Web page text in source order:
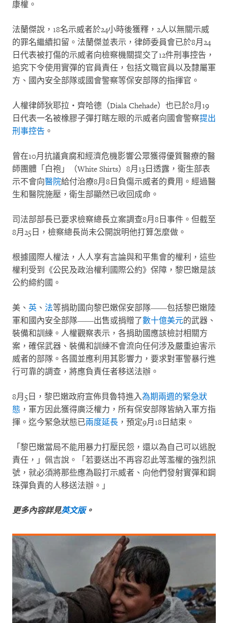
康權。
法蘭傑說， 18名示威者於24小時後獲釋， 2人以無關示威
的罪名繼續扣留。法蘭傑並表示，律師委員會已於8月 24
日代表被打傷的示威者向檢察機關提交了12件刑事控告，
追究下令使用實彈的官員責任，包括文職官員以及隸屬軍
方、國內安全部隊或國會警察等保安部隊的指揮官。
人權律師狄耶拉・齊哈德（Diala Chehade）也已於8月 19
日代表一名被橡膠子彈打瞎左眼的示威者向國會警察提出
刑事控告 。
曾在10月抗議貪腐和經濟危機影響公眾獲得優質醫療的醫
師團體「白袍」（White Shirts） 8月 13 日透露，衛生部表
示不會向醫院給付治療8月 8 日負傷示威者的費用。經過醫
生和醫院施壓，衛生部顯然已收回成命。
司法部部長已要求檢察總長立案調查8月 8 日事件。但截至
8月 25 日，檢察總長尚未公開說明他打算怎麼做。
根據國際人權法，人人享有言論與和平集會的權利，這些
權利受到《公民及政治權利國際公約》保障，黎巴嫩是該
公約締約國。
美、 英 、 法等捐助國向黎巴嫩保安部隊——包括黎巴嫩陸
軍和國內安全部隊——出售或捐贈了數十億美元的武器、
裝備和訓練。人權觀察表示，各捐助國應該檢討相關方
案，確保武器、裝備和訓練不會流向任何涉及嚴重迫害示
威者的部隊。各國並應利用其影響力，要求對軍警暴行進
行可靠的調查，將應負責任者移送法辦。
8月 5 日，黎巴嫩政府宣佈貝魯特進入為期兩週的緊急狀
態 ，軍方因此獲得廣泛權力，所有保安部隊皆納入軍方指
揮。迄今緊急狀態已兩度延長 ，預定9月 18 日結束。
「黎巴嫩當局不能用暴力打壓民怨，還以為自己可以逃脫
責任，」佩吉說。「若要送出不再容忍此等濫權的強烈訊
號，就必須將那些應為毆打示威者、向他們發射實彈和鋼
珠彈負責的人移送法辦。」
更多內容詳見英文版。